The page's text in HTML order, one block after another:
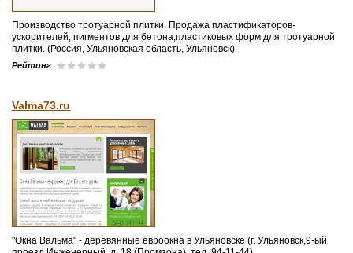
Производство тротуарной плитки. Продажа пластификаторов-
ускорителей, пигментов для бетона,пластиковых форм для тротуарной
плитки. (Россия, Ульяновская область, Ульяновск)
Рейтинг
Valma73.ru
"Окна Вальма" - деревянные евроокна в Ульяновске (г. Ульяновск,9-ый